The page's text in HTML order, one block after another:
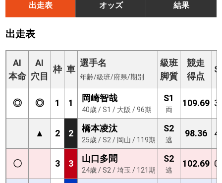
出走表 オッズ 結果
出走表
AI
本命
AI
穴目
枠 車
選手名
年齢/級班/府県/期別
級班
脚質
競走
得点
S
◎ ◎ 1 1 岡崎智哉
40歳 / S1 / 大阪 / 96期
S1
両
109.69 3
▲ 2 2 橋本凌汰
25歳 / S2 / 岡山 / 119期
S2
逃
98.36 4
〇 3 3 山口多聞
24歳 / S2 / 埼玉 / 121期
S2
逃
102.69 0